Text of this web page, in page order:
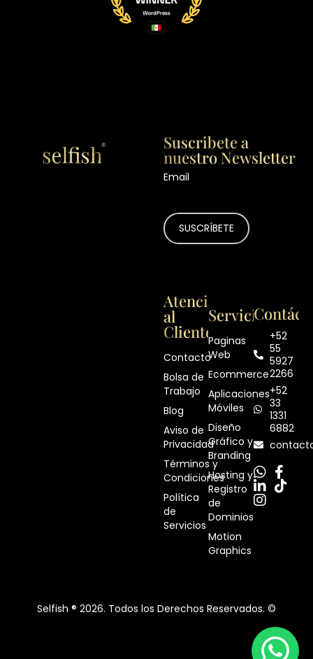
Suscribete a
nuestro Newsletter
Email
Atención
al
Cliente
Contacto
Bolsa de
Trabajo
Blog
Aviso de
Privacidad
Términos y
Condiciones
Política
de
Servicios
Servicios
Paginas
Web
Ecommerce
Aplicaciones
Móviles
Diseño
Gráfico y
Branding
Hosting y
Registro
de
Dominios
Motion
Graphics
+52
55
5927
2266
+52
33
1331
6882
Selfish ® 2026. Todos los Derechos Reservados. ©